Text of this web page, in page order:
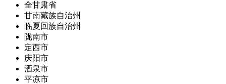
全甘肃省
甘南藏族自治州
临夏回族自治州
陇南市
定西市
庆阳市
酒泉市
平凉市